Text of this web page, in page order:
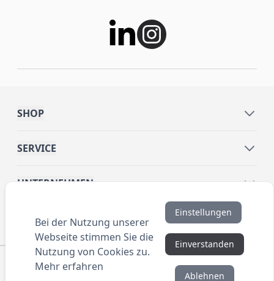
SHOP
SERVICE
UNTERNEHMEN
INFORMATIONEN
© 2016 ANYBRAND.de. All Rights Reserved. Alle
Preisangaben sind Nettopreise zzgl. MwSt. und Versand.
Bei der Nutzung unserer
Webseite stimmen Sie die
Nutzung von Cookies zu.
Mehr erfahren
Einstellungen
Einverstanden
Ablehnen